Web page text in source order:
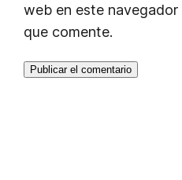
web en este
que comente.